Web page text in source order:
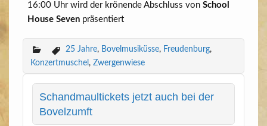
16:00 Uhr wird der krö­nen­de Abschluss von School
House Sevenpräsentiert
25 Jahre, Bovelmusiküsse, Freudenburg,
Konzertmuschel , Zwergenwiese
Schandmaultickets jetzt auch bei der
Bovelzumft